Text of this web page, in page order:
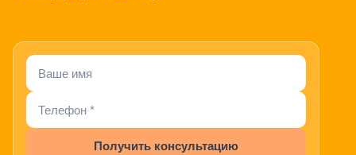
Получить консультацию